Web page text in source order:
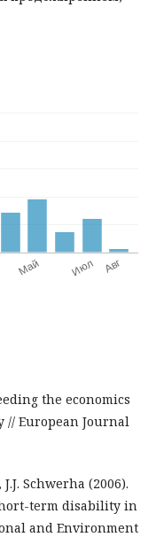
the economics
// European Journal
Schwerha (2006).
term disability in
and Environment